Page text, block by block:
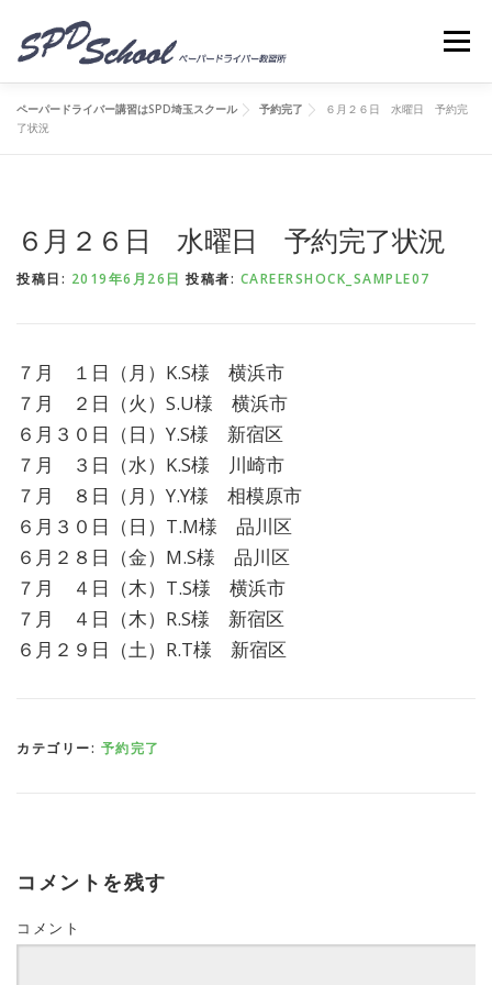
コンテンツへスキップ
メニ
ペーパードライバー講習はSPD埼玉スクール 予約完了
６月２６日 水曜日 予約完
了状況
６月２６日 水曜日 予約完了状況
投稿日: 2019年6月26日 投稿者: CAREERSHOCK_SAMPLE07
７月 １日（月）K.S様 横浜市
７月 ２日（火）S.U様 横浜市
６月３０日（日）Y.S様 新宿区
７月 ３日（水）K.S様 川崎市
７月 ８日（月）Y.Y様 相模原市
６月３０日（日）T.M様 品川区
６月２８日（金）M.S様 品川区
７月 ４日（木）T.S様 横浜市
７月 ４日（木）R.S様 新宿区
６月２９日（土）R.T様 新宿区
カテゴリー: 予約完了
コメントを残す
コメント